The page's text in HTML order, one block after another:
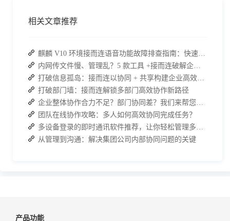
相关文章推荐
麒麟 V10 环境接而连语音功能故障排查指南：快速恢复高效协作
内网传文件慢、管理乱？5 款工具 +接而连破解企业办公传输困局
打破信息孤岛：接而连以协同 + 共享构建企业高效办公生态
打破部门墙：接而连解锁多部门高效协作新路径
企业整体协作合力不足？部门协同差？我们来帮您攻破！
团队在线协作攻略：多人如何高效协同完成任务？
多设备登录的即时通讯软件推荐，让你轻松管理多端聊天！
从管理到沟通：解决集团公司内部协同问题的关键
产品功能